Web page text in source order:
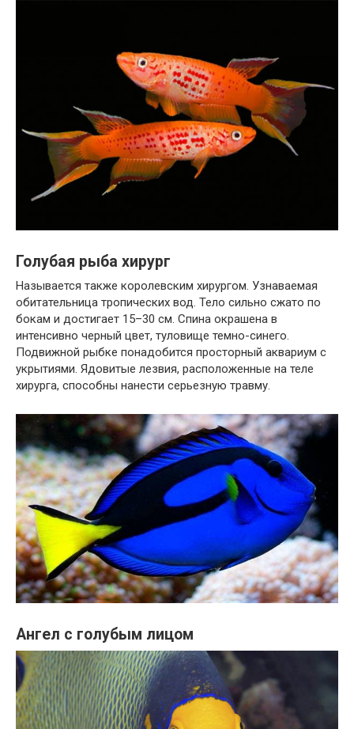
Голубая рыба хирург
Называется также королевским хирургом. Узнаваемая
обитательница тропических вод. Тело сильно сжато по
бокам и достигает 15–30 см. Спина окрашена в
интенсивно черный цвет, туловище темно-синего.
Подвижной рыбке понадобится просторный аквариум с
укрытиями. Ядовитые лезвия, расположенные на теле
хирурга, способны нанести серьезную травму.
Ангел с голубым лицом